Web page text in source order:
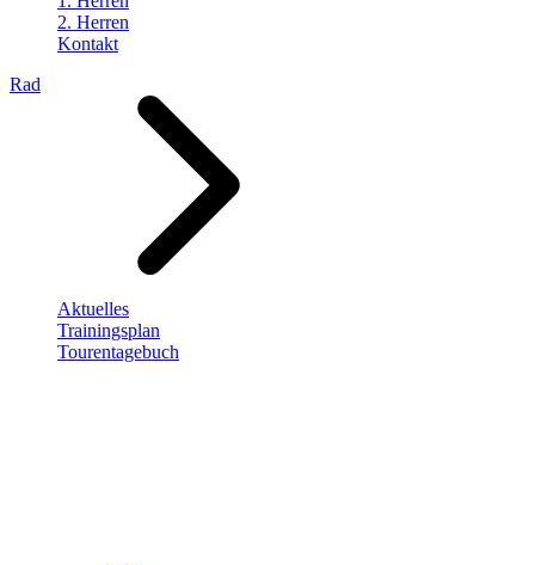
2. Herren
Kontakt
Rad
Aktuelles
Trainingsplan
Tourentagebuch